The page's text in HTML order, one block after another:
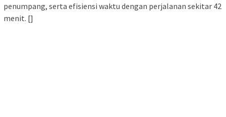
penumpang, serta efisiensi waktu dengan perjalanan sekitar 42
menit. []